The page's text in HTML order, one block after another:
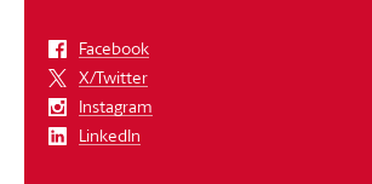
Facebook
X/Twitter
Instagram
LinkedIn